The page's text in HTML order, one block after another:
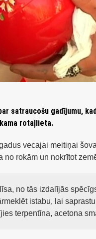
satraucošu gadījumu,
rotaļlieta.
vecajai meitiņai
no rokām un nokrītot
no tās izdalījās
istabu, lai
terpentīna, acetona